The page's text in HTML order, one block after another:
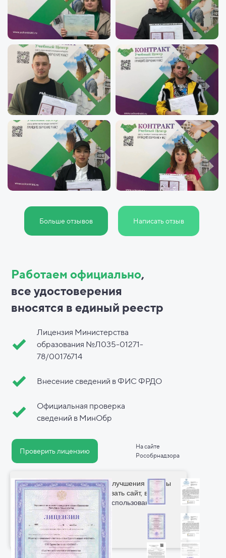
Больше отзывов Написать отзыв
Работаем официально,
все удостоверения
вносятся в единый реестр
Проверить лицензию
На сайте
Рособрнадзора
Лицензия Министерства
образования №Л035-01271-
78/00176714
Внесение сведений в ФИС ФРДО
Официальная проверка
сведений в МинОбр
Мы используем cookie для улучшения работы
сайта. Продолжая использовать сайт, вы
соглашаетесь сполитикой использования
cookie.
Принимаю